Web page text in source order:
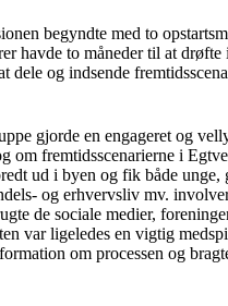
begyndte med to
havde to måneder til at drøfte
dele og indsende
gjorde en engageret og
om fremtidsscenarierne i
ud i byen og fik både unge,
og erhvervsliv mv.
de sociale medier,
var ligeledes en vigtig
om processen og